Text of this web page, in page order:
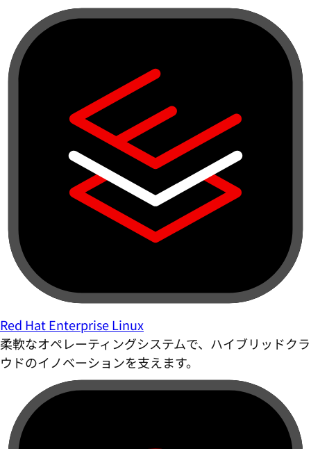
Red Hat Enterprise Linux
柔軟なオペレーティングシステムで、ハイブリッドクラ
ウドのイノベーションを支えます。